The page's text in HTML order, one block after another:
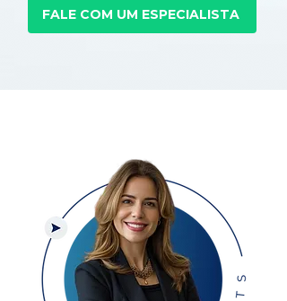
FALE COM UM ESPECIALISTA